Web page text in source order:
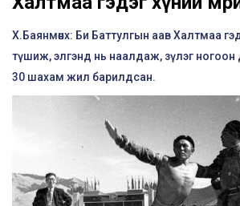
Х.Баянмөнх: Би Баттулгын аав Халтмаа
түшиж, элгэнд нь наалдаж, зүлэг ногоон
30 шахам жил барилдсан.